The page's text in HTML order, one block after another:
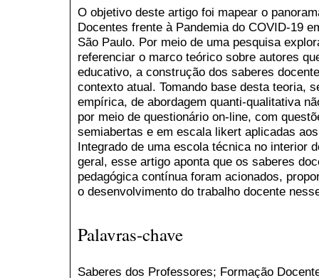
O objetivo deste artigo foi mapear o
Docentes frente à Pandemia do COVID-19
São Paulo. Por meio de uma pesquisa
referenciar o marco teórico sobre autores
educativo, a construção dos saberes
contexto atual. Tomando base desta teoria,
empírica, de abordagem quanti-qualitativa
por meio de questionário on-line, com
semiabertas e em escala likert aplicadas
Integrado de uma escola técnica no interior
geral, esse artigo aponta que os saberes
pedagógica contínua foram acionados,
o desenvolvimento do trabalho docente
Palavras-chave
Saberes dos Professores; Formação